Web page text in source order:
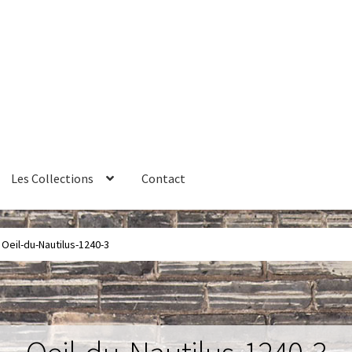
Les Collections Contact
de venteContactCouteauxCréations sur commande
HuîtreLa philosophieLampe à poserLes Collections
1 – Les Machines Fondatrices
Oeil-du-Nautilus-1240-3